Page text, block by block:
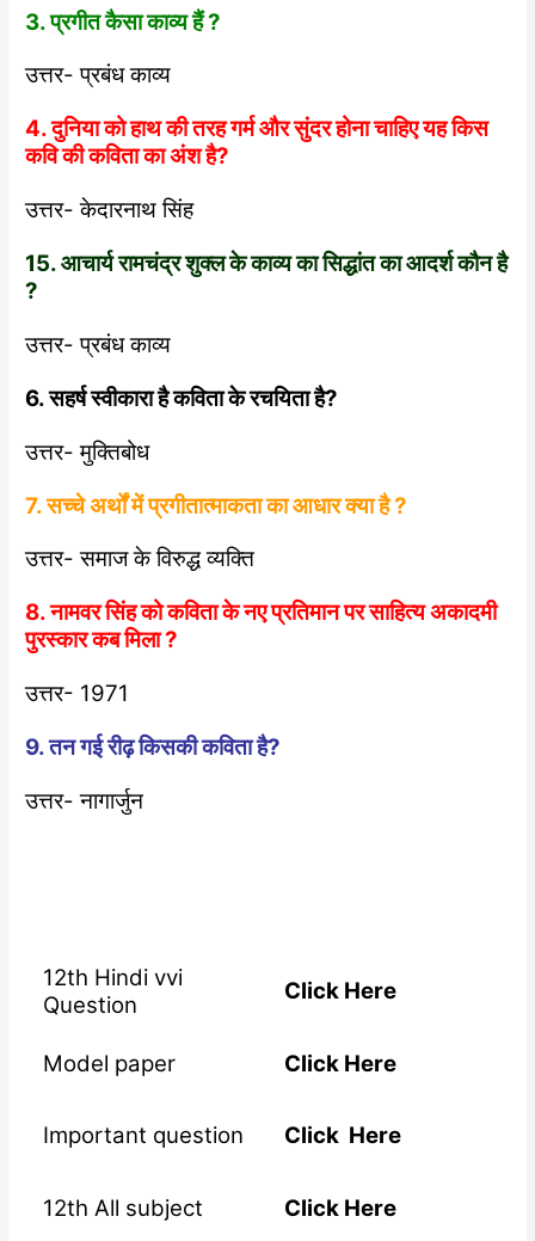
3. प्रगीत कैसा काव्य हैं ?
उत्तर- प्रबंध काव्य
4. दुनिया को हाथ की तरह गर्म और सुंदर होना चाहिए यह किस
कवि की कविता का अंश है?
उत्तर- केदारनाथ सिंह
15. आचार्य रामचंद्र शुक्ल के काव्य का सिद्धांत का आदर्श कौन है
?
उत्तर- प्रबंध काव्य
6. सहर्ष स्वीकारा है कविता के रचयिता है?
उत्तर- मुक्तिबोध
7. सच्चे अर्थों में प्रगीतात्माकता का आधार क्या है ?
उत्तर- समाज के विरुद्ध व्यक्ति
8. नामवर सिंह को कविता के नए प्रतिमान पर साहित्य अकादमी
पुरस्कार कब मिला ?
उत्तर- 1971
9. तन गई रीढ़ किसकी कविता है?
उत्तर- नागार्जुन
12th Hindi vvi
Question
Click Here
Model paper Click Here
Important question Click Here
12th All subject Click Here